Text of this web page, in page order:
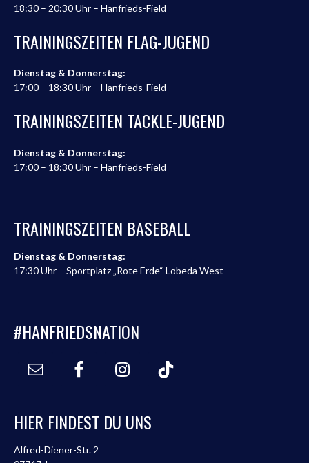
18:30 – 20:30 Uhr – Hanfrieds-Field
TRAININGSZEITEN FLAG-JUGEND
Dienstag & Donnerstag:
17:00 – 18:30 Uhr – Hanfrieds-Field
TRAININGSZEITEN TACKLE-JUGEND
Dienstag & Donnerstag:
17:00 – 18:30 Uhr – Hanfrieds-Field
TRAININGSZEITEN BASEBALL
Dienstag & Donnerstag:
17:30 Uhr – Sportplatz „Rote Erde“ Lobeda West
#HANFRIEDSNATION
HIER FINDEST DU UNS
Alfred-Diener-Str. 2